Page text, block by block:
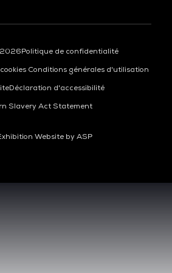
Politique de confidentialité
Conditions générales d'utilisation
Déclaration d'accessibilité
Slavery Act Statement
Website by ASP